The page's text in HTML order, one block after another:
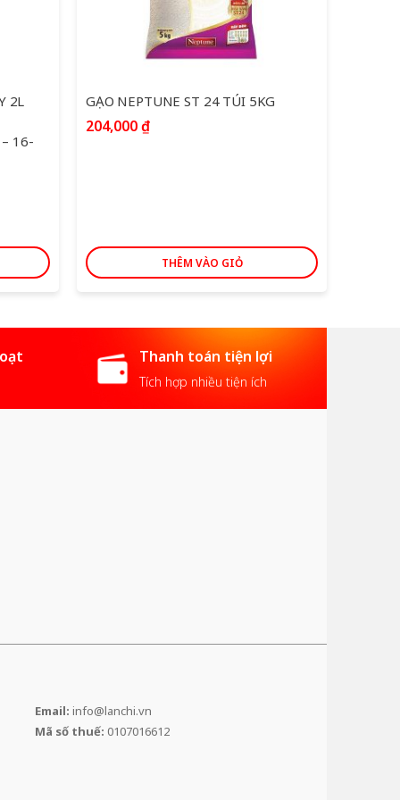
2L
16-
GẠO NEPTUNE ST 24 TÚI 5KG
204,000₫
THÊM VÀO GIỎ
Thanh toán tiện lợi
Tích hợp nhiều tiện ích
Email: info@lanchi.vn
Mã số thuế: 0107016612